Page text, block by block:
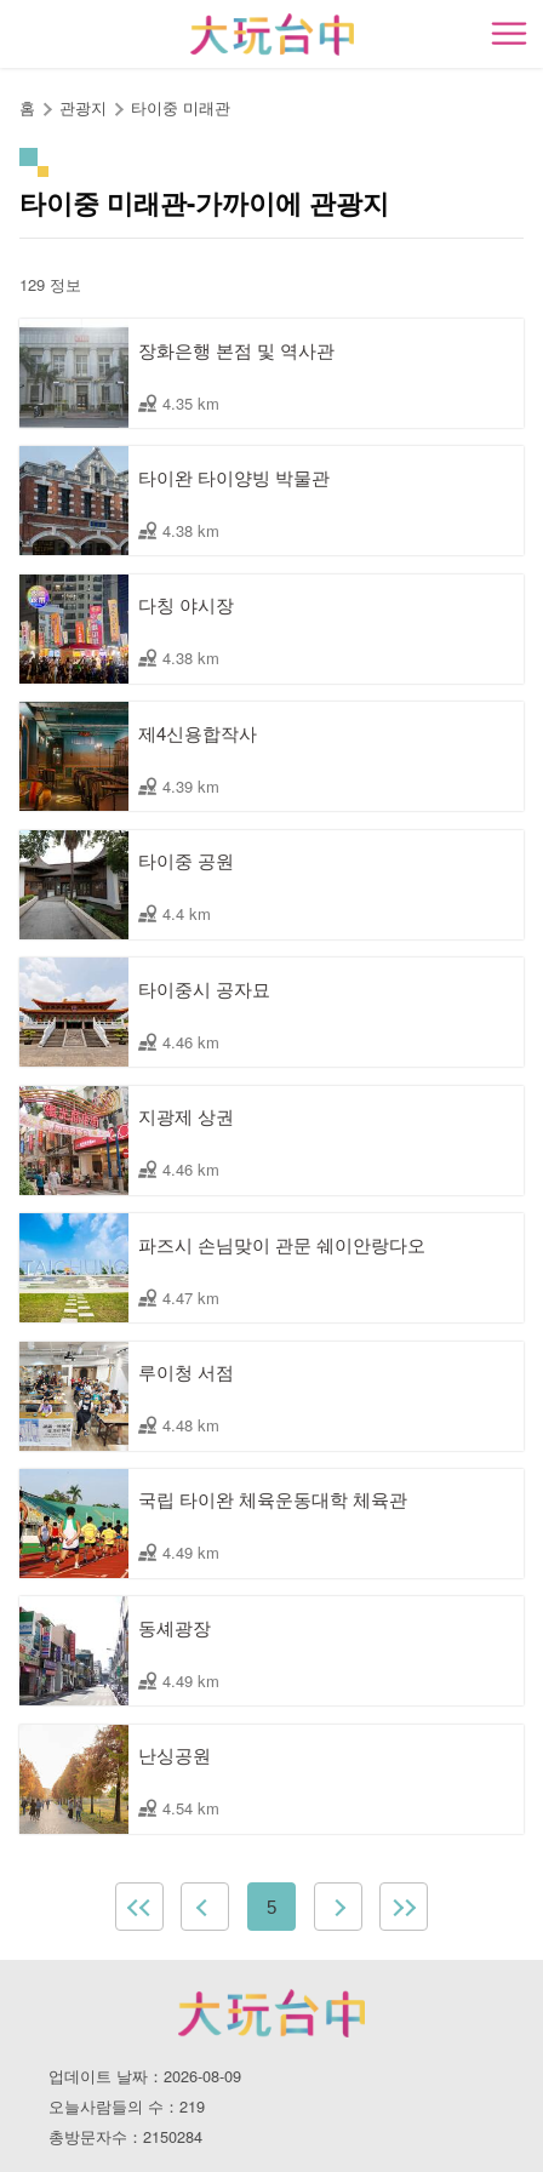
開
홈 관광지 타이중 미래관
타이중 미래관-가까이에 관광지
129 정보
장화은행 본점 및 역사관
4.35 km
타이완 타이양빙 박물관
4.38 km
다칭 야시장
4.38 km
제4신용합작사
4.39 km
타이중 공원
4.4 km
타이중시 공자묘
4.46 km
지광제 상권
4.46 km
파즈시 손님맞이 관문 쉐이안랑다오
4.47 km
루이청 서점
4.48 km
국립 타이완 체육운동대학 체육관
4.49 km
동셰광장
4.49 km
난싱공원
4.54 km
5
업데이트 날짜：2026-08-09
오늘사람들의 수：219
총방문자수：2150284